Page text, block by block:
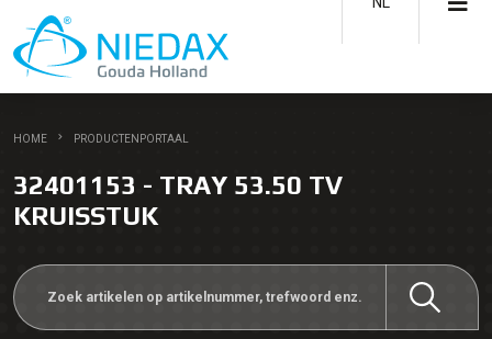
HOME PRODUCTENPORTAAL
32401153 - TRAY 53.50 TV
KRUISSTUK